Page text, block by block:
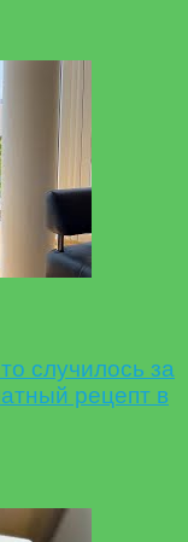
случилось за
рецепт в